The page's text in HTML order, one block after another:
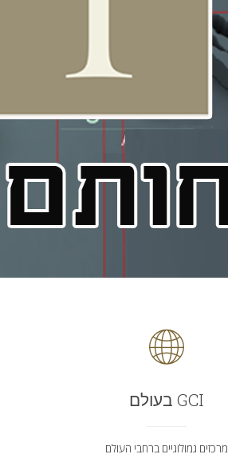
GCI בעולם
מרכזים גמולוגיים ברחבי העולם